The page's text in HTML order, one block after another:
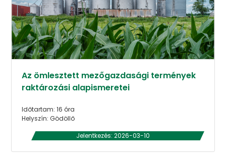
Az ömlesztett mezőgazdasági termények
raktározási alapismeretei
Időtartam: 16 óra
Helyszín: Gödöllő
Jelentkezés: 2026-03-10